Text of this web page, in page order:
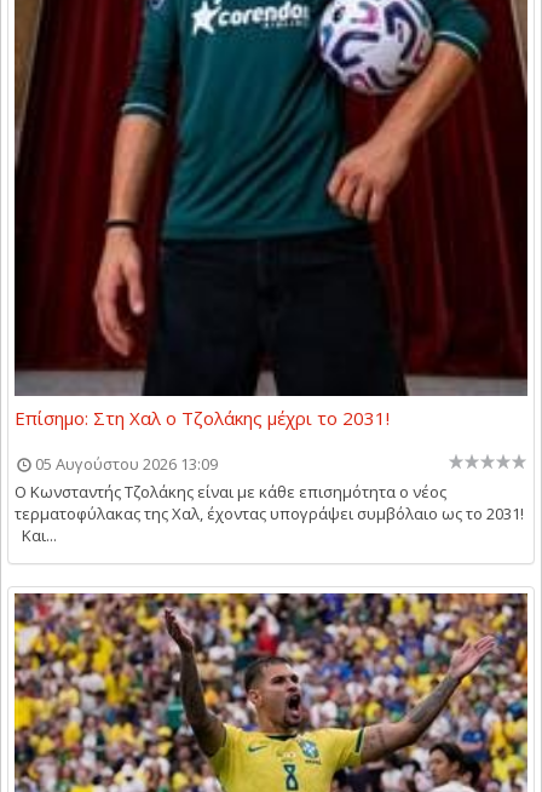
Επίσημο: Στη Χαλ ο Τζολάκης μέχρι το 2031!
05 Αυγούστου 2026 13:09
O Kωνσταντής Τζολάκης είναι με κάθε επισημότητα ο νέος
τερματοφύλακας της Χαλ, έχοντας υπογράψει συμβόλαιο ως το 2031!
Και...